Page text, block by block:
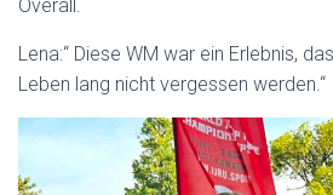
Overall.
Lena:“ Diese WM war ein Erlebnis,
Leben lang nicht vergessen werden.“